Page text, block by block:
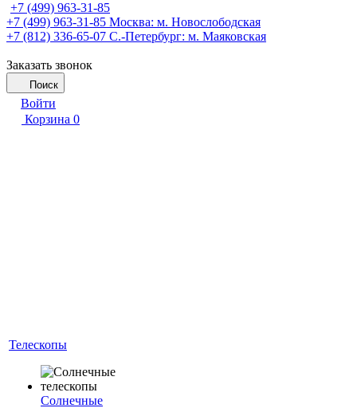
+7 (499) 963-31-85
+7 (499) 963-31-85 Москва: м. Новослободская
+7 (812) 336-65-07 С.-Петербург: м. Маяковская
Заказать звонок
Поиск
Войти
Корзина 0
Телескопы
Солнечные